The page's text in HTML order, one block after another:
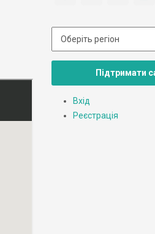
Підтримати
Вхід
Реєстрація